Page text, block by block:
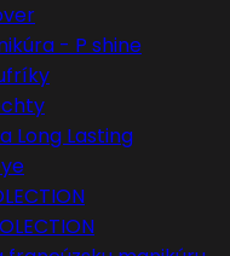
- P shine
Long Lasting